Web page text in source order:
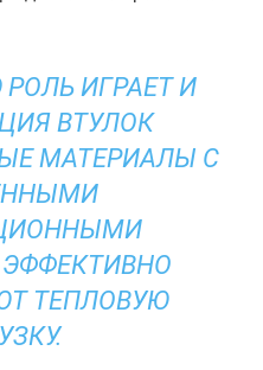
ИГРАЕТ И
ВТУЛОК
МАТЕРИАЛЫ С
ТЕПЛОВУЮ